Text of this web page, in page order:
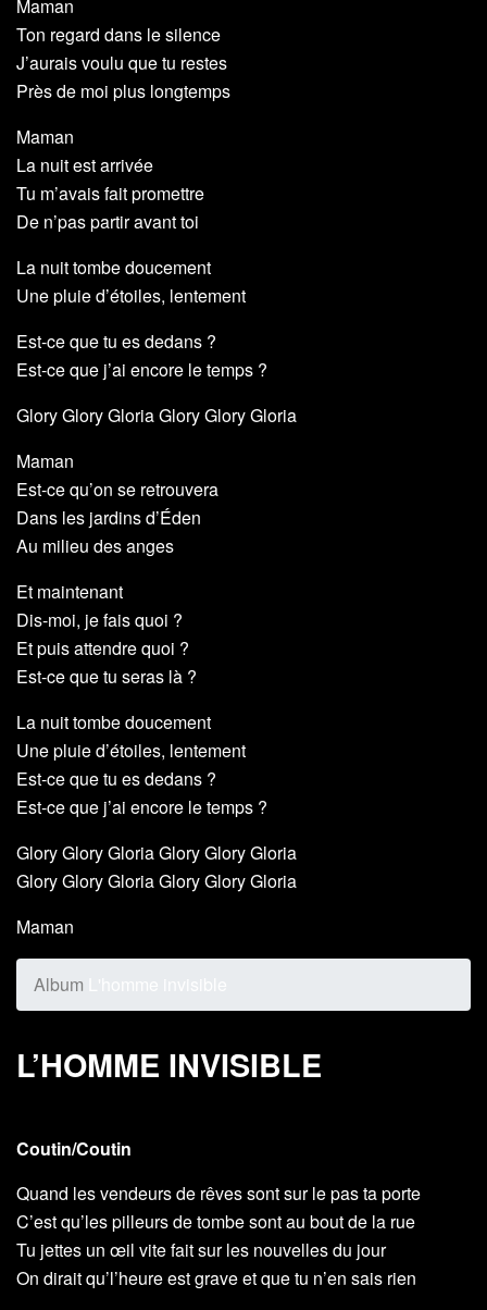
Maman
Ton regard dans le silence
J’aurais voulu que tu restes
Près de moi plus longtemps
Maman
La nuit est arrivée
Tu m’avais fait promettre
De n’pas partir avant toi
La nuit tombe doucement
Une pluie d’étoiles, lentement
Est-ce que tu es dedans ?
Est-ce que j’ai encore le temps ?
Glory Glory Gloria Glory Glory Gloria
Maman
Est-ce qu’on se retrouvera
Dans les jardins d’Éden
Au milieu des anges
Et maintenant
Dis-moi, je fais quoi ?
Et puis attendre quoi ?
Est-ce que tu seras là ?
La nuit tombe doucement
Une pluie d’étoiles, lentement
Est-ce que tu es dedans ?
Est-ce que j’ai encore le temps ?
Glory Glory Gloria Glory Glory Gloria
Glory Glory Gloria Glory Glory Gloria
Maman
Album
L’HOMME INVISIBLE
Coutin/Coutin
Quand les vendeurs de rêves sont sur le pas ta porte
C’est qu’les pilleurs de tombe sont au bout de la rue
Tu jettes un œil vite fait sur les nouvelles du jour
On dirait qu’l’heure est grave et que tu n’en sais rien